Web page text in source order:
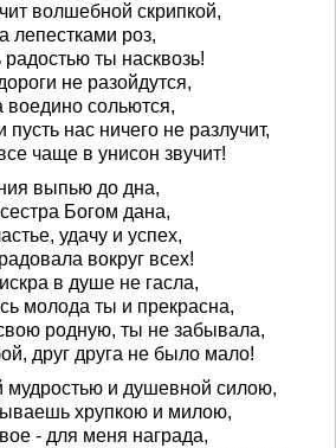
волшебной скрипкой,
лепестками роз,
ты насквозь!
не разойдутся,
воедино сольются,
нас ничего не разлучит,
чаще в унисон звучит!
выпью до дна,
Богом дана,
удачу и успех,
вокруг всех!
в душе не гасла,
молода ты и прекрасна,
родную, ты не забывала,
друг друга не было мало!
мудростью и душевной силою,
хрупкою и милою,
- для меня награда,